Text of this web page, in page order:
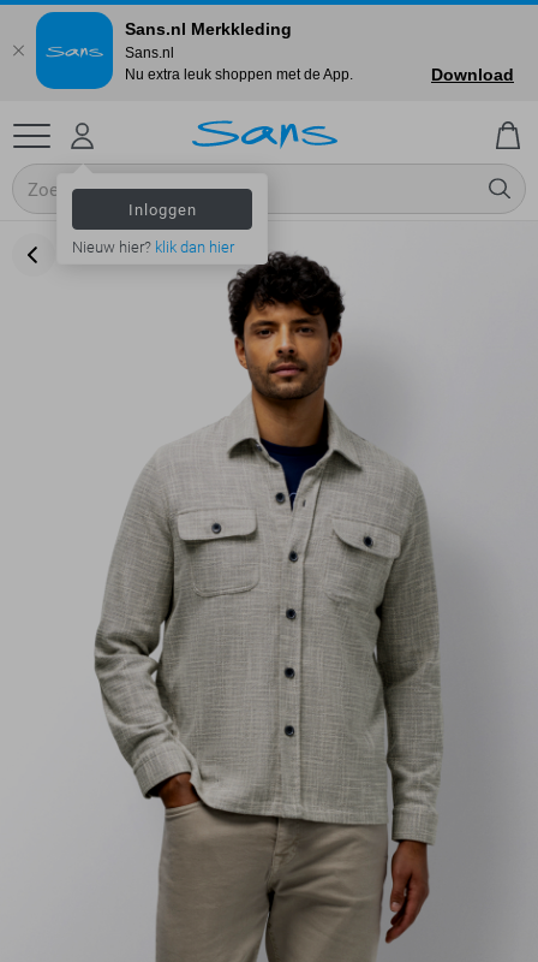
Inloggen
Nieuw hier? klik dan hier
Sans.nl Merkkleding
Sans.nl
Nu extra leuk shoppen met de App.
Download